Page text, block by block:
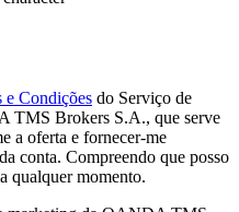
e Condições do Serviço de
TMS Brokers S.A., que serve
a oferta e fornecer-me
conta. Compreendo que posso
qualquer momento.